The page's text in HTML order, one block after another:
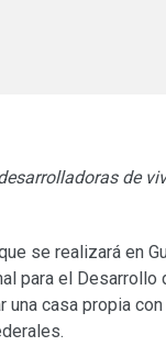
de
se realizará en
para el
casa propia